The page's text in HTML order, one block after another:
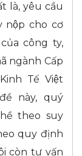
là, yêu cầu
nộp cho cơ
công ty,
ngành Cấp
Tế Việt
này, quý
theo suy
quy định
còn tư vấn